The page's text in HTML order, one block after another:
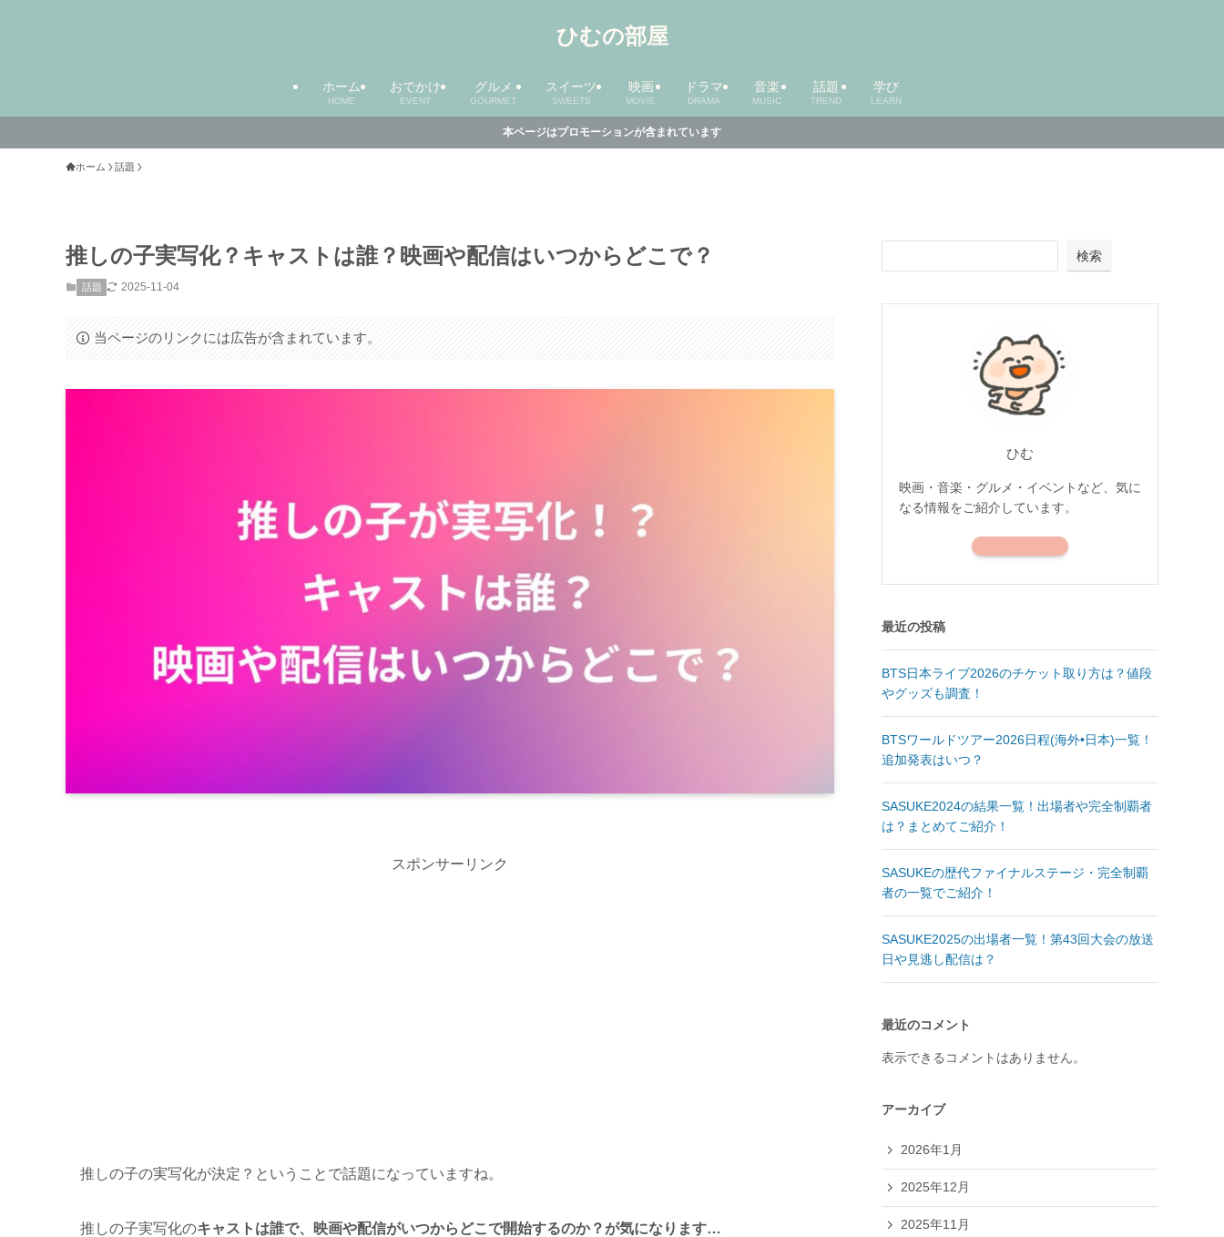
ひむの部屋
ホーム
HOME
おでかけ
EVENT
グルメ
GOURMET
スイーツ
SWEETS
映画
MOVIE
ドラマ
DRAMA
音楽
MUSIC
話題
TREND
学び
LEARN
本ページはプロモーションが含まれています
ホーム 話題
推しの子実写化？キャストは誰？映画や配信はいつからどこで？
話題 2025-11-04
当ページのリンクには広告が含まれています。
スポンサーリンク
推しの子の実写化が決定？ということで話題になっていますね。
推しの子実写化のキャストは誰で、 映画や配信がいつからどこで開始するのか？が気になります…
検索
ひむ
映画・音楽・グルメ・イベントなど、気に
なる情報をご紹介しています。
最近の投稿
BTS日本ライブ2026のチケット取り方は？値段
やグッズも調査！
BTSワールドツアー2026日程(海外•日本)一覧！
追加発表はいつ？
SASUKE2024の結果一覧！出場者や完全制覇者
は？まとめてご紹介！
SASUKEの歴代ファイナルステージ・完全制覇
者の一覧でご紹介！
SASUKE2025の出場者一覧！第43回大会の放送
日や見逃し配信は？
最近のコメント
表示できるコメントはありません。
アーカイブ
2026年1月
2025年12月
2025年11月